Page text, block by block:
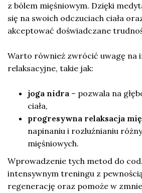
z bólem mięśniowym. Dzięki
się na swoich odczuciach ciała
akceptować doświadczane
Warto również zwrócić uwagę na
relaksacyjne, takie jak:
joga nidra – pozwala na
ciała,
progresywna relaksacja
napinaniu i rozluźnianiu
mięśniowych.
Wprowadzenie tych metod do
intensywnym treningu z
regenerację oraz pomoże w